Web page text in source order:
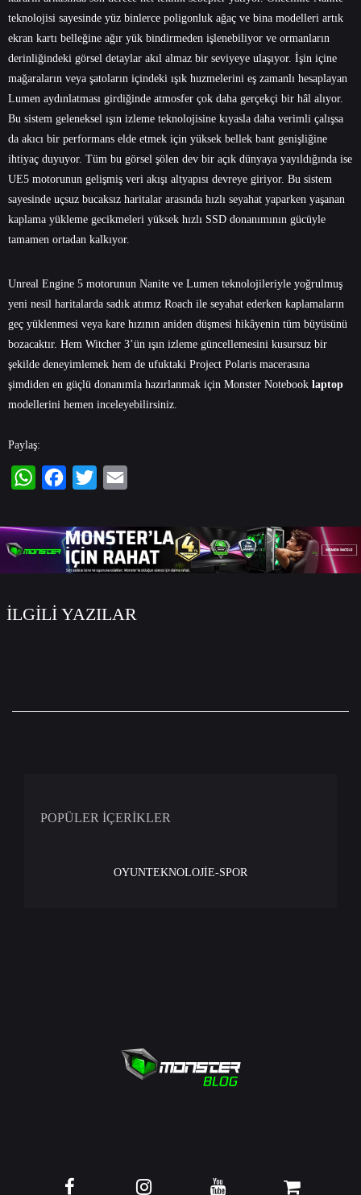
teknolojisi sayesinde yüz binlerce poligonluk ağaç ve bina modelleri artık
ekran kartı belleğine ağır yük bindirmeden işlenebiliyor ve ormanların
derinliğindeki görsel detaylar akıl almaz bir seviyeye ulaşıyor. İşin içine
mağaraların veya şatoların içindeki ışık huzmelerini eş zamanlı hesaplayan
Lumen aydınlatması girdiğinde atmosfer çok daha gerçekçi bir hâl alıyor.
Bu sistem geleneksel ışın izleme teknolojisine kıyasla daha verimli çalışsa
da akıcı bir performans elde etmek için yüksek bellek bant genişliğine
ihtiyaç duyuyor. Tüm bu görsel şölen dev bir açık dünyaya yayıldığında ise
UE5 motorunun gelişmiş veri akışı altyapısı devreye giriyor. Bu sistem
sayesinde uçsuz bucaksız haritalar arasında hızlı seyahat yaparken yaşanan
kaplama yükleme gecikmeleri yüksek hızlı SSD donanımının gücüyle
tamamen ortadan kalkıyor.
Unreal Engine 5 motorunun Nanite ve Lumen teknolojileriyle yoğrulmuş
yeni nesil haritalarda sadık atımız Roach ile seyahat ederken kaplamaların
geç yüklenmesi veya kare hızının aniden düşmesi hikâyenin tüm büyüsünü
bozacaktır. Hem Witcher 3’ün ışın izleme güncellemesini kusursuz bir
şekilde deneyimlemek hem de ufuktaki Project Polaris macerasına
şimdiden en güçlü donanımla hazırlanmak için Monster Notebook laptop
modellerini hemen inceleyebilirsiniz.
Paylaş:
İLGİLİ YAZILAR
POPÜLER İÇERİKLER
OYUNTEKNOLOJİE-SPOR